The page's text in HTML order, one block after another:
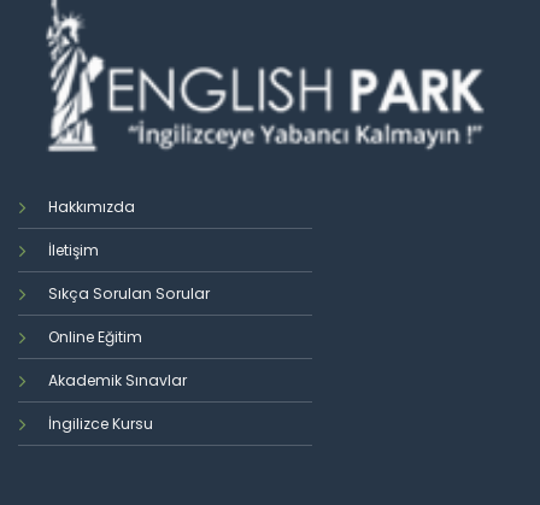
Hakkımızda
İletişim
Sıkça Sorulan Sorular
Online Eğitim
Akademik Sınavlar
İngilizce Kursu